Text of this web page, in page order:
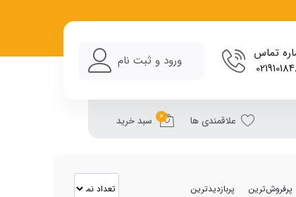
تماس
ورود و ثبت نام
علاقمندی ها 0 سبد خرید
پرفروش‌ترین پربازدیدترین